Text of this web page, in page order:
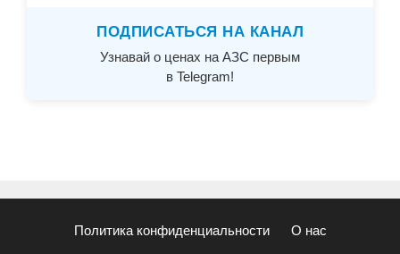
ПОДПИСАТЬСЯ НА КАНАЛ
Узнавай о ценах на АЗС первым
в Telegram!
Политика конфиденциальности О нас